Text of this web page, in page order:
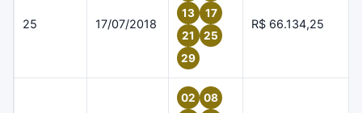
25 17/07/2018
13
17
21
25
29
R$ 66.134,25
02
08